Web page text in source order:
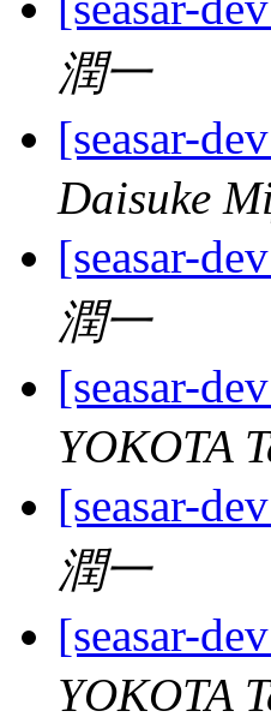
潤一
[seasar-
Daisuke
[seasar-
潤一
[seasar-
YOKOTA
[seasar-
潤一
[seasar-
YOKOTA